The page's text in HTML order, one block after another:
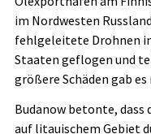
im Nordwesten
fehlgeleitete Drohnen
Staaten geflogen und
größere Schäden gab
Budanow betonte, dass
auf litauischem Gebiet